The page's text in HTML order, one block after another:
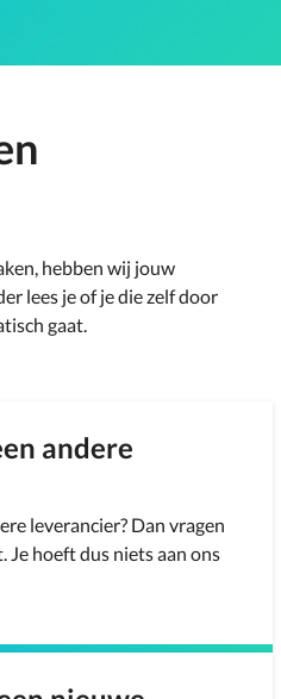
hebben wij jouw
lees je of je die zelf door
gaat.
andere
leverancier? Dan vragen
hoeft dus niets aan ons